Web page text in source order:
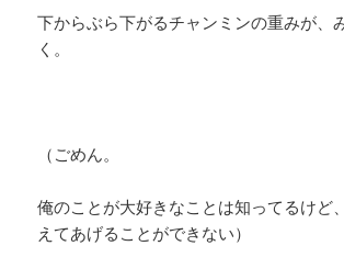
下からぶら下がるチャンミンの重みが、
く。
（ごめん。
俺のことが大好きなことは知ってるけど
えてあげることができない）